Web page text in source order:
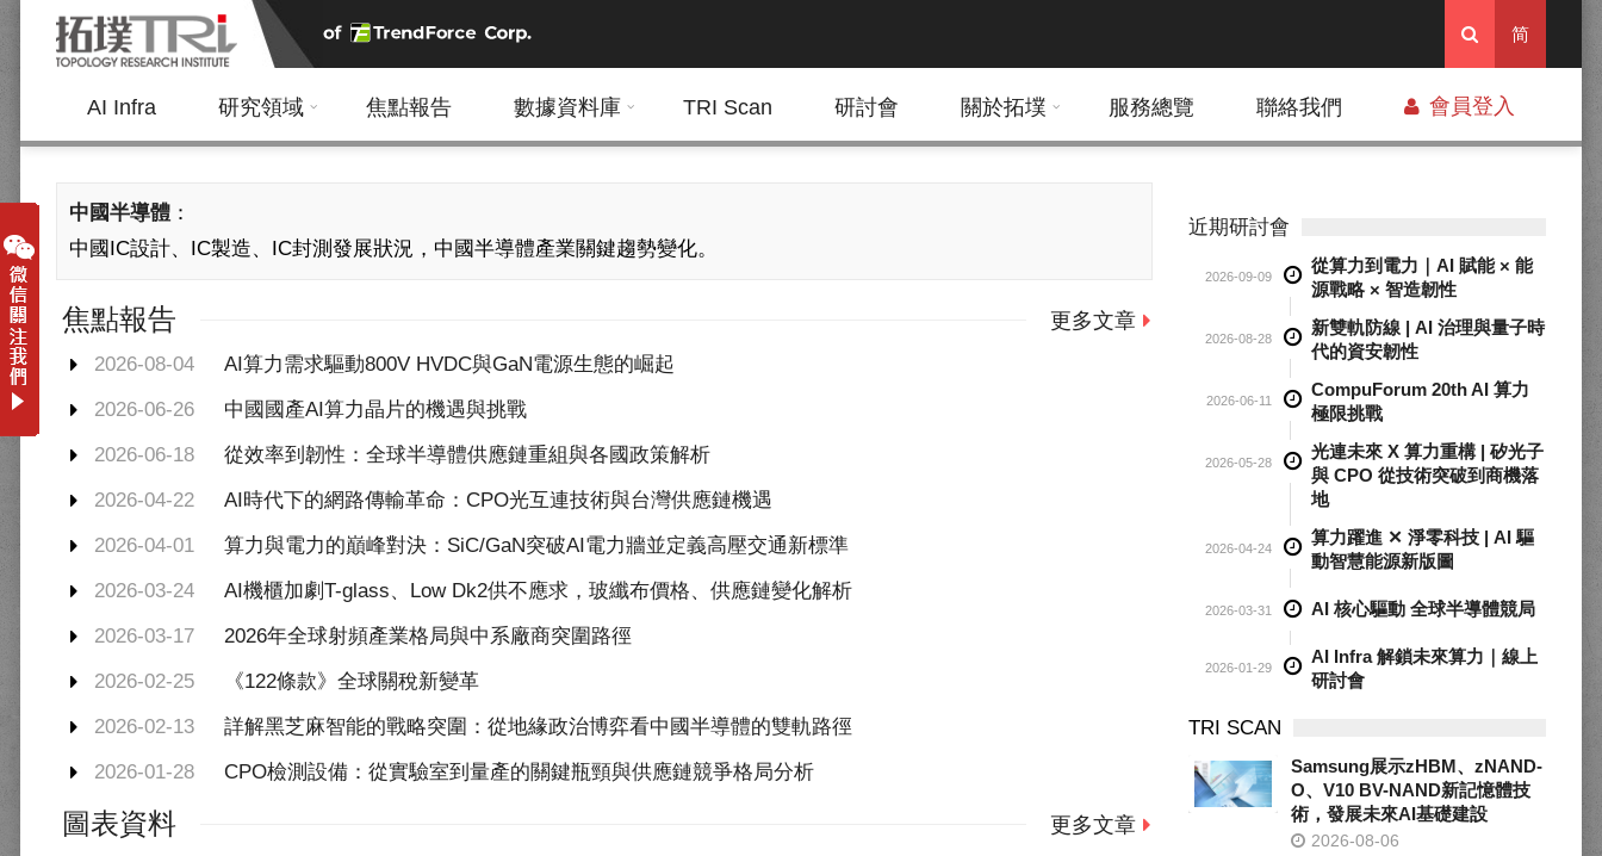
简
AI Infra 研究領域 焦點報告 數據資料庫 TRI Scan 研討會 關於拓墣 服務總覽 聯絡我們 會員登入
中國半導體 ：
中國IC設計、IC製造、IC封測發展狀況，中國半導體產業關鍵趨勢變化。
焦點報告 更多文章
2026-08-04
AI算力需求驅動800V HVDC與GaN電源生態的崛起
2026-06-26
中國國產AI算力晶片的機遇與挑戰
2026-06-18
從效率到韌性：全球半導體供應鏈重組與各國政策解析
2026-04-22
AI時代下的網路傳輸革命：CPO光互連技術與台灣供應鏈機遇
2026-04-01
算力與電力的巔峰對決：SiC/GaN突破AI電力牆並定義高壓交通新標準
2026-03-24
AI機櫃加劇T-glass、Low Dk2供不應求，玻纖布價格、供應鏈變化解析
2026-03-17
2026年全球射頻產業格局與中系廠商突圍路徑
2026-02-25
《122條款》全球關稅新變革
2026-02-13
詳解黑芝麻智能的戰略突圍：從地緣政治博弈看中國半導體的雙軌路徑
2026-01-28
CPO檢測設備：從實驗室到量產的關鍵瓶頸與供應鏈競爭格局分析
圖表資料 更多文章
近期研討會
2026-09-09
從算力到電力｜AI 賦能 × 能
源戰略 × 智造韌性
2026-08-28
新雙軌防線 | AI 治理與量子時
代的資安韌性
2026-06-11
CompuForum 20th AI 算力
極限挑戰
2026-05-28
光連未來 X 算力重構 | 矽光子
與 CPO 從技術突破到商機落
地
2026-04-24
算力躍進 ✕ 淨零科技 | AI 驅
動智慧能源新版圖
2026-03-31 AI 核心驅動 全球半導體競局
2026-01-29
AI Infra 解鎖未來算力｜線上
研討會
TRI SCAN
Samsung展示zHBM、zNAND-
O、V10 BV-NAND新記憶體技
術，發展未來AI基礎建設
2026-08-06